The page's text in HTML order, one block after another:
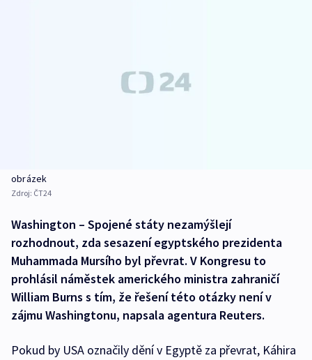
obrázek
Zdroj: ČT24
Washington – Spojené státy nezamýšlejí
rozhodnout, zda sesazení egyptského prezidenta
Muhammada Mursího byl převrat. V Kongresu to
prohlásil náměstek amerického ministra zahraničí
William Burns s tím, že řešení této otázky není v
zájmu Washingtonu, napsala agentura Reuters.
Pokud by USA označily dění v Egyptě za převrat, Káhira